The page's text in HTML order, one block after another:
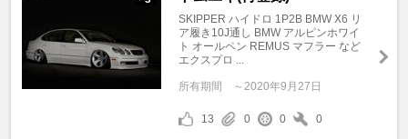
SKIPPER ハイドロ 1P2B BMW X6 リ
ア履き10J通し BMW アルピンホワイ
ト オールペン REMUS マフラー など
エクスプロ ...
所有期間 ～2020年9月27日
13 0 0 0